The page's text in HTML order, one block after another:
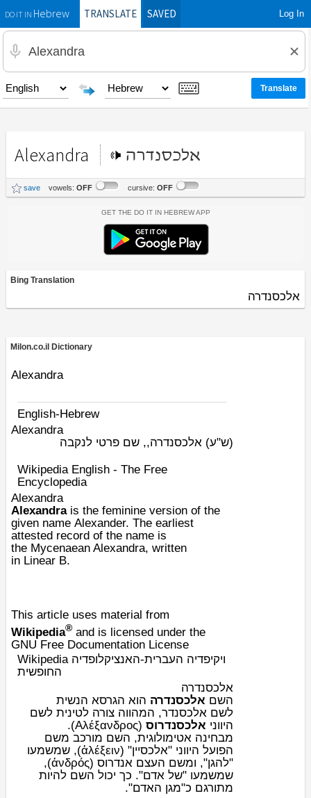
DO IT INHebrewTRANSLATE SAVED Log In
Alexandra אלכסנדרה
save vowels: OFF cursive: OFF
Get the Do It In Hebrew App
Bing Translation
אלכסנדרה
Milon.co.il Dictionary
Alexandra
English-Hebrew
Alexandra
(ש"ע) אלכסנדרה,, שם פרטי לנקבה
Wikipedia English - The Free
Encyclopedia
Alexandra
Alexandrais the feminine version of the
given name Alexander. The earliest
attested record of the name is
the Mycenaean Alexandra, written
in Linear B.
This article uses material from
Wikipedia® and is licensed under the
GNU Free Documentation License
Wikipedia ויקיפדיה העברית-האנציקלופדיה
החופשית
אלכסנדרה
השם אלכסנדרה הוא הגרסא הנשית
לשם אלכסנדר, המהווה צורה לטינית לשם
היווני אלכסנדרוס
(Αλέξανδρος).
מבחינה אטימולוגית, השם מורכב משם
הפועל
היווני "אלכסיין" (ἀλέξειν), שמשמעו
"להגן", ומשם העצם
אנדרוס (ἀνδρός),
שמשמעו "של אדם". כך יכול השם להיות
מתורגם כ"מגן האדם".